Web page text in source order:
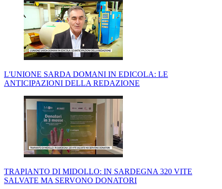
L'UNIONE SARDA DOMANI IN EDICOLA: LE
ANTICIPAZIONI DELLA REDAZIONE
TRAPIANTO DI MIDOLLO: IN SARDEGNA 320 VITE
SALVATE MA SERVONO DONATORI